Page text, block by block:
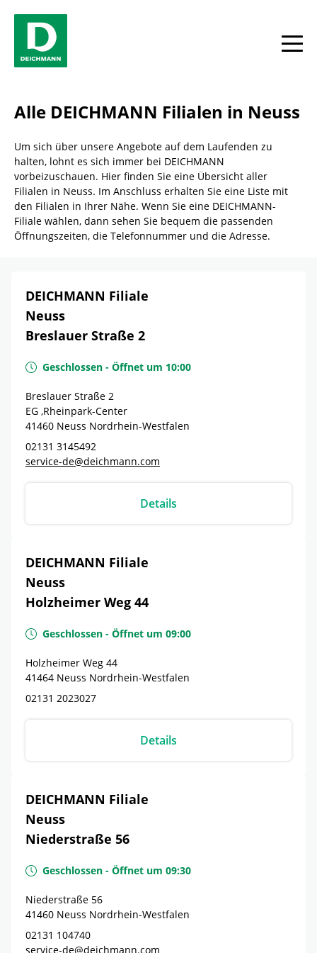
Alle
Alle DEICHMANN Filialen in Neuss
Um sich über unsere Angebote auf dem Laufenden zu
halten, lohnt es sich immer bei DEICHMANN
vorbeizuschauen. Hier finden Sie eine Übersicht aller
Filialen in Neuss. Im Anschluss erhalten Sie eine Liste mit
den Filialen in Ihrer Nähe. Wenn Sie eine DEICHMANN-
Filiale wählen, dann sehen Sie bequem die passenden
Öffnungszeiten, die Telefonnummer und die Adresse.
DEICHMANN Filiale
Neuss
Breslauer Straße 2
Geschlossen - Öffnet um 10:00
Breslauer Straße 2
EG ,Rheinpark-Center
41460 Neuss Nordrhein-Westfalen
02131 3145492
service-de@deichmann.com
Details
DEICHMANN Filiale
Neuss
Holzheimer Weg 44
Geschlossen - Öffnet um 09:00
Holzheimer Weg 44
41464 Neuss Nordrhein-Westfalen
02131 2023027
Details
DEICHMANN Filiale
Neuss
Niederstraße 56
Geschlossen - Öffnet um 09:30
Niederstraße 56
41460 Neuss Nordrhein-Westfalen
02131 104740
service-de@deichmann.com